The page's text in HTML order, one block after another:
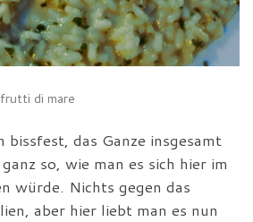
di mare
bissfest, das Ganze insgesamt
so, wie man es sich hier im
würde. Nichts gegen das
aber hier liebt man es nun